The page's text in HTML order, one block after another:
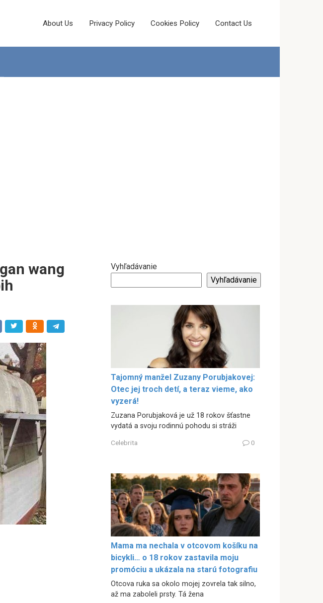
About Us Privacy Policy Cookies Policy Contact Us
wang
Vyhľadávanie
Vyhľadávanie
Tajomný manžel Zuzany Porubjakovej:
Otec jej troch detí, a teraz vieme, ako
vyzerá!
Zuzana Porubjaková je už 18 rokov šťastne
vydatá a svoju rodinnú pohodu si stráži
Celebrita 0
Mama ma nechala v otcovom košíku na
bicykli… o 18 rokov zastavila moju
promóciu a ukázala na starú fotografiu
Otcova ruka sa okolo mojej zovrela tak silno,
až ma zaboleli prsty. Tá žena